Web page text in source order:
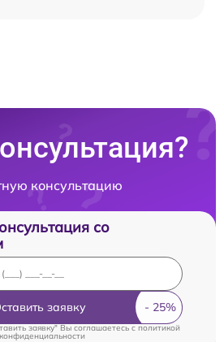
консультацию
со
заявку
заявку" Вы соглашаетесь cполитикой
конфиденциальности